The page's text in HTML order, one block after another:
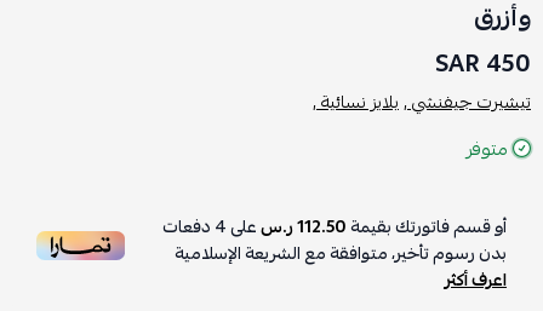
وأزرق
450 SAR
تيشيرت جيفنشي ,بلايز نسائية ,
متوفر
أو قسم فاتورتك بقيمة112.50 ر.س على4دفعات
بدون رسوم تأخير، متوافقة مع الشريعة الإسلامية
اعرف أكثر